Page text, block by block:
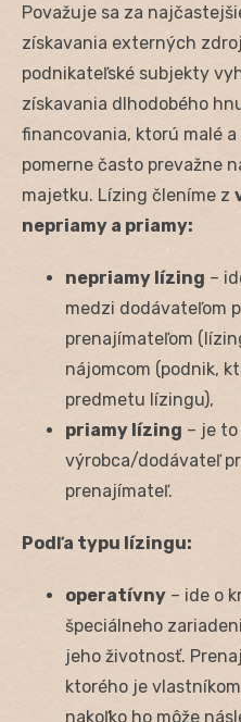
Považuje sa za
získavania externých
podnikateľské subjekty
získavania dlhodobého
financovania, ktorú malé
pomerne často prevažne
majetku. Lízing členíme z
nepriamy a priamy:
nepriamy lízing –
medzi dodávateľom
prenajímateľom
nájomcom (podnik,
predmetu lízingu),
priamy lízing – je
výrobca/dodávateľ
prenajímateľ.
Podľa typu lízingu:
operatívny – ide o
špeciálneho
jeho životnosť.
ktorého je
nakoľko ho môže